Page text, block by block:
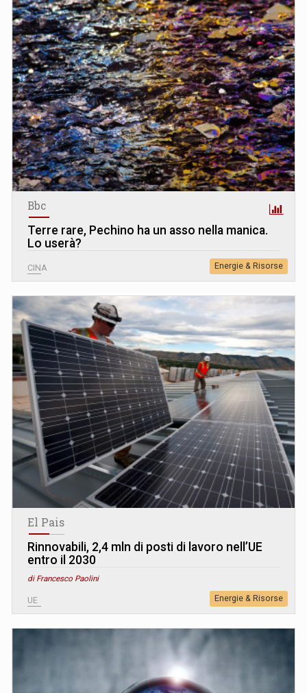
Bbc
Terre rare, Pechino ha un asso nella manica.
Lo userà?
CINA Energie & Risorse
El Pais
Rinnovabili, 2,4 mln di posti di lavoro nell’UE
entro il 2030
di Francesco Paolini
UE Energie & Risorse